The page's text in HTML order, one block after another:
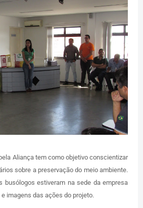
Aliança tem como objetivo conscientizar
sobre a preservação do meio ambiente.
busólogos estiveram na sede da empresa
imagens das ações do projeto.